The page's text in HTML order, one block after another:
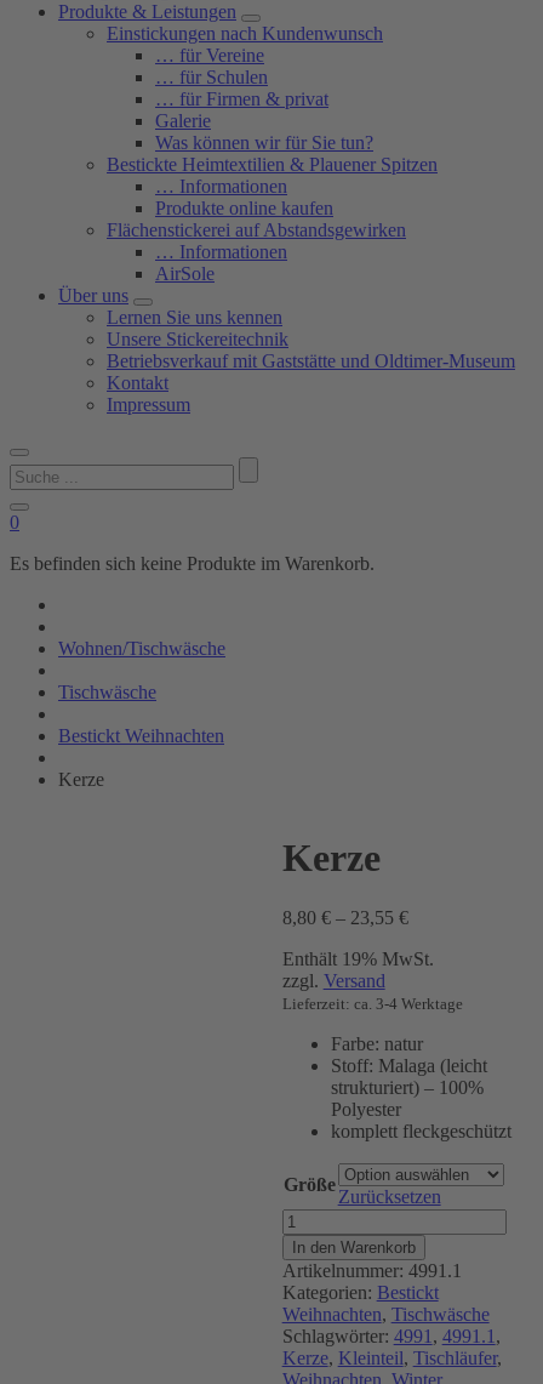
Produkte & Leistungen
Einstickungen nach Kundenwunsch
… für Vereine
… für Schulen
… für Firmen & privat
Galerie
Was können wir für Sie tun?
Bestickte Heimtextilien & Plauener Spitzen
… Informationen
Produkte online kaufen
Flächenstickerei auf Abstandsgewirken
… Informationen
AirSole
Über uns
Lernen Sie uns kennen
Unsere Stickereitechnik
Betriebsverkauf mit Gaststätte und Oldtimer-Museum
Kontakt
Impressum
Suchen
nach:
0
Es befinden sich keine Produkte im Warenkorb.
Wohnen/Tischwäsche
Tischwäsche
Bestickt Weihnachten
Kerze
Kerze
8,80 € – 23,55 €Preisspanne:
bis
Enthält 19% MwSt.
zzgl. Versand
Lieferzeit: ca. 3-4 Werktage
Farbe: natur
Stoff: Malaga (leicht
strukturiert) – 100%
Polyester
komplett fleckgeschützt
Größe
Zurücksetzen
Kerze
Menge
In den Warenkorb
Artikelnummer: 4991.1
Kategorien: Bestickt
Weihnachten, Tischwäsche
Schlagwörter: 4991 , 4991.1 ,
Kerze, Kleinteil, Tischläufer,
Weihnachten Winter